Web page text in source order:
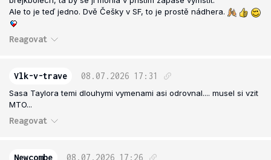
Ale to je teď jedno. Dvě Češky v SF, to je prostě nádhera.
Reagovat
Vlk-v-trave 08.07.2026 17:31
Sasa Taylora temi dlouhymi vymenami asi odrovnal.... musel si vzit
MTO...
Reagovat
Newcombe 08.07.2026 17:26